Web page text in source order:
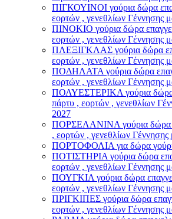
ΠΙΓΚΟΥΙΝΟΙ γούρια δώρα
εορτών , γενεθλίων Γέννησης
ΠΙΝΟΚΙΟ γούρια δώρα
εορτών , γενεθλίων Γέννησης
ΠΛΕΞΙΓΚΛΑΣ γούρια δώρα
εορτών , γενεθλίων Γέννησης
ΠΟΔΗΛΑΤΑ γούρια δώρα
εορτών , γενεθλίων Γέννησης
ΠΟΛΥΕΣΤΕΡΙΚΑ γούρια δώρα
πάρτυ , εορτών , γενεθλίων
2027
ΠΟΡΣΕΛΑΝΙΝΑ γούρια δώρα
, εορτών , γενεθλίων Γέννησης
ΠΟΡΤΟΦΟΛΙΑ για δώρα
ΠΟΤΙΣΤΗΡΙΑ γούρια δώρα
εορτών , γενεθλίων Γέννησης
ΠΟΥΓΚΙΑ γούρια δώρα
εορτών , γενεθλίων Γέννησης
ΠΡΙΓΚΙΠΕΣ γούρια δώρα
εορτών , γενεθλίων Γέννησης